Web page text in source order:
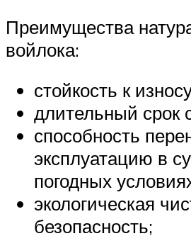
Преимущества
войлока:
стойкость к
длительный срок
способность
эксплуатацию в
погодных
экологическая
безопасность;